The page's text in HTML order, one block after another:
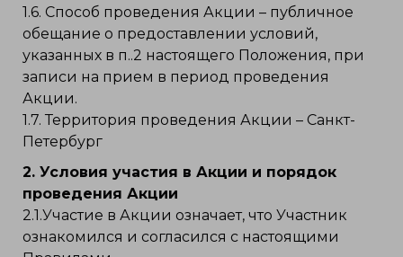
1.6. Способ проведения Акции – публичное
обещание о предоставлении условий,
указанных в п..2 настоящего Положения, при
записи на прием в период проведения
Акции.
1.7. Территория проведения Акции – Санкт-
Петербург
2. Условия участия в Акции и порядок
проведения Акции
2.1.Участие в Акции означает, что Участник
ознакомился и согласился с настоящими